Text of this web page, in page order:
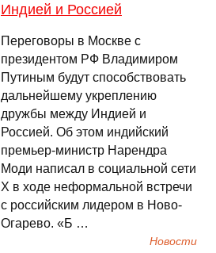
Индией и Россией
Переговоры в Москве с
президентом РФ Владимиром
Путиным будут способствовать
дальнейшему укреплению
дружбы между Индией и
Россией. Об этом индийский
премьер-министр Нарендра
Моди написал в социальной сети
X в ходе неформальной встречи
с российским лидером в Ново-
Огарево. «Б …
Новости